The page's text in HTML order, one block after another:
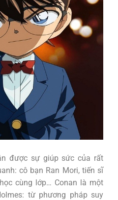
được sự giúp sức của rất
cô bạn Ran Mori, tiến sĩ
cùng lớp… Conan là một
từ phương pháp suy